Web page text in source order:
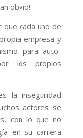
obvio!
que cada uno de
empresa y
para auto-
los propios
la inseguridad
actores se
con lo que no
en su carrera